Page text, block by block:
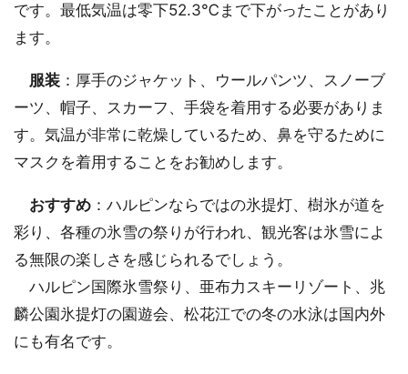
です。最低気温は零下52.3℃まで下がったことがあり
ます。
服装 ：厚手のジャケット、ウールパンツ、スノーブ
ーツ、帽子、スカーフ、手袋を着用する必要がありま
す。気温が非常に乾燥しているため、鼻を守るために
マスクを着用することをお勧めします。
おすすめ ：ハルピンならではの氷提灯、樹氷が道を
彩り、各種の氷雪の祭りが行われ、観光客は氷雪によ
る無限の楽しさを感じられるでしょう。
ハルピン国際氷雪祭り、亜布力スキーリゾート、兆
麟公園氷提灯の園遊会、松花江での冬の水泳は国内外
にも有名です。